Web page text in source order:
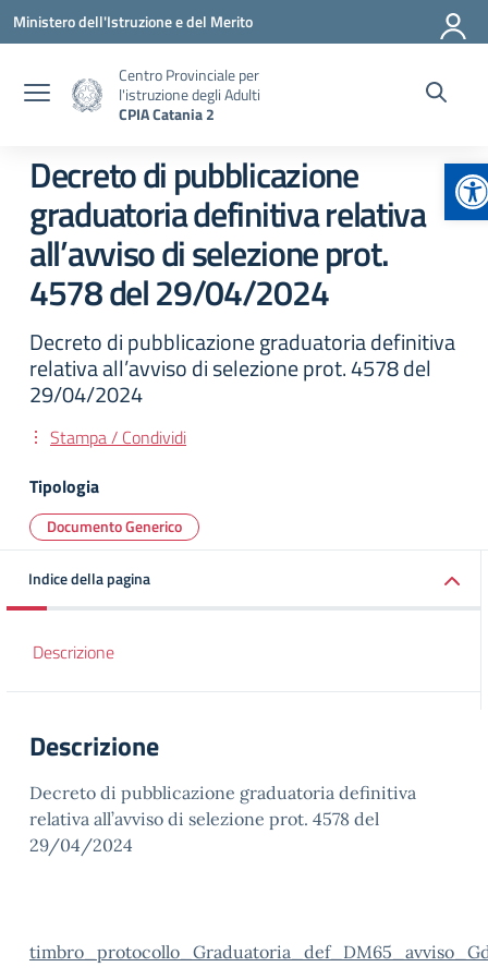
Vai ai contenuti
Vai al menu di navigazione
Vai al footer
Ministero dell'Istruzione e del Merito
Centro Provinciale per
l'istruzione degli Adulti
CPIA Catania 2
Decreto di pubblicazione
graduatoria definitiva relativa
all’avviso di selezione prot.
4578 del 29/04/2024
Decreto di pubblicazione graduatoria definitiva
relativa all’avviso di selezione prot. 4578 del
29/04/2024
Stampa / Condividi
Tipologia
Documento Generico
Indice della pagina
Descrizione
Descrizione
Decreto di pubblicazione graduatoria definitiva
relativa all’avviso di selezione prot. 4578 del
29/04/2024